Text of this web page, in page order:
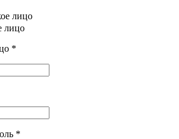
лицо
лицо
*
*